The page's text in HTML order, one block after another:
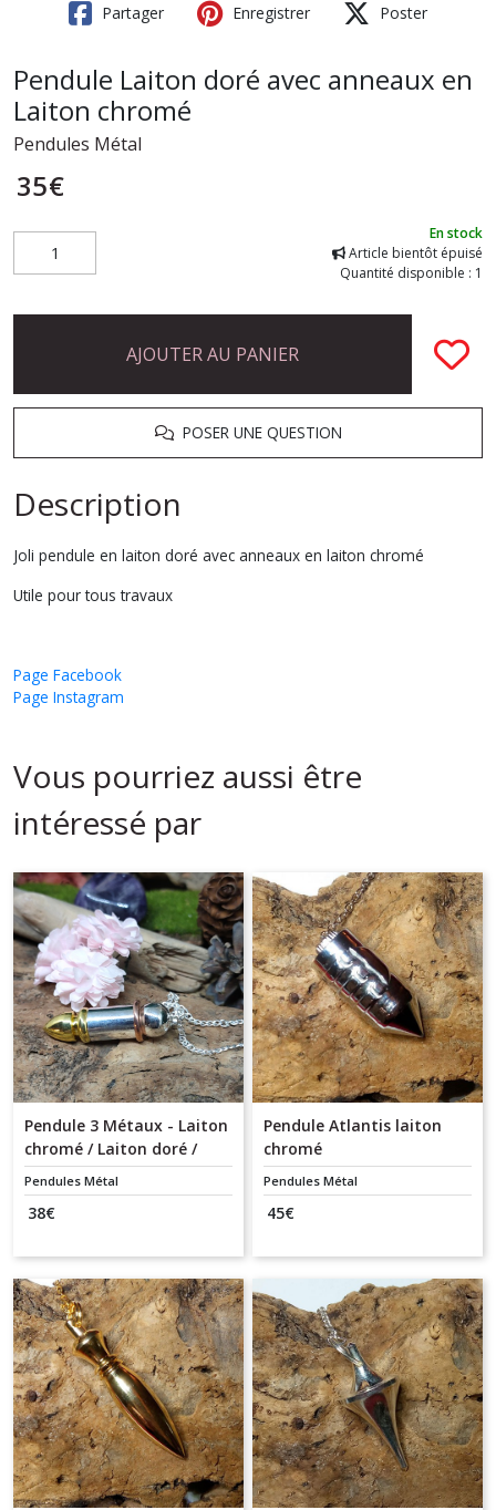
Partager Enregistrer Poster
Pendule Laiton doré avec anneaux en
Laiton chromé
Pendules Métal
35€
En stock
Article bientôt épuisé
Quantité disponible : 1
AJOUTER AU PANIER
POSER UNE QUESTION
Description
Joli pendule en laiton doré avec anneaux en laiton chromé
Utile pour tous travaux
Page Facebook
Page Instagram
Vous pourriez aussi être
intéressé par
Pendule 3 Métaux - Laiton
chromé / Laiton doré /
Cuivre
Pendules Métal
38€
Pendule Atlantis laiton
chromé
Pendules Métal
45€